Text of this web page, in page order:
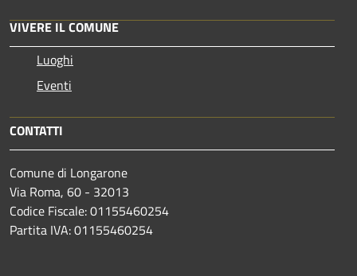
VIVERE IL COMUNE
Luoghi
Eventi
CONTATTI
Comune di Longarone
Via Roma, 60 - 32013
Codice Fiscale: 01155460254
Partita IVA: 01155460254